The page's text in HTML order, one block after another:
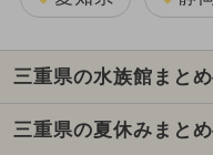
三重県の水族館まと
三重県の夏休みまと